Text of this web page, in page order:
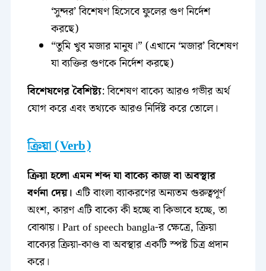
‘সুন্দর’ বিশেষণ হিসেবে ফুলের গুণ নির্দেশ
করছে)
“তুমি খুব মজার মানুষ।” (এখানে ‘মজার’ বিশেষণ
যা ব্যক্তির গুণকে নির্দেশ করছে)
বিশেষণের বৈশিষ্ট্য: বিশেষণ বাক্যে আরও গভীর অর্থ
যোগ করে এবং তথ্যকে আরও নির্দিষ্ট করে তোলে।
ক্রিয়া (Verb)
ক্রিয়া হলো এমন শব্দ যা বাক্যে কাজ বা অবস্থার
বর্ণনা দেয়। এটি বাংলা ব্যাকরণের অন্যতম গুরুত্বপূর্ণ
অংশ, কারণ এটি বাক্যে কী হচ্ছে বা কিভাবে হচ্ছে, তা
বোঝায়। Part of speech bangla-র ক্ষেত্রে, ক্রিয়া
বাক্যের ক্রিয়া-কাণ্ড বা অবস্থার একটি স্পষ্ট চিত্র প্রদান
করে।